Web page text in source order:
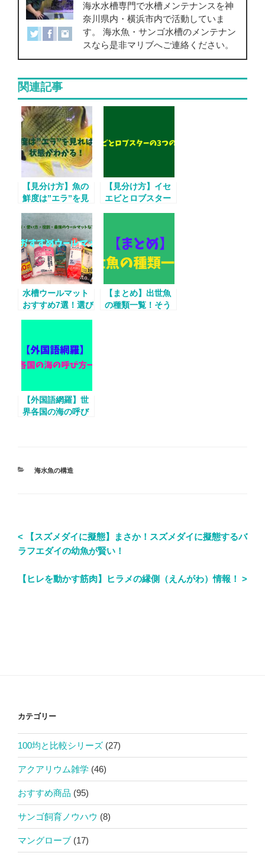
海水水槽専門で水槽メンテナンスを神
奈川県内・横浜市内で活動していま
す。 海水魚・サンゴ水槽のメンテナン
スなら是非マリブへご連絡ください。
関連記事
【見分け方】魚の
鮮度は”エラ”を見
わかる！
【見分け方】イセ
エビとロブスター
水槽ウールマット
おすすめ7選！選び
【まとめ】出世魚
の種類一覧！そう
【外国語網羅】世
界各国の海の呼び
海水魚の構造
< 【スズメダイに擬態】まさか！スズメダイに擬態するバ
ラフエダイの幼魚が賢い！
【ヒレを動かす筋肉】ヒラメの縁側（えんがわ）情報！ >
カテゴリー
100均と比較シリーズ (27)
アクアリウム雑学 (46)
おすすめ商品 (95)
サンゴ飼育ノウハウ (8)
マングローブ (17)